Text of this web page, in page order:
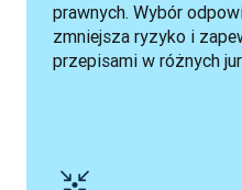
prawnych. Wybór
zmniejsza ryzyko i
przepisami w różnych